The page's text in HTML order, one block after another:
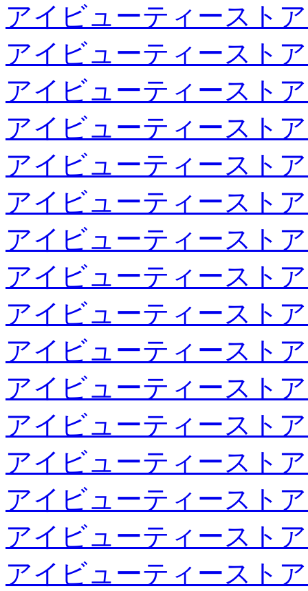
アイビューティースト
アイビューティースト
アイビューティースト
アイビューティースト
アイビューティースト
アイビューティースト
アイビューティースト
アイビューティースト
アイビューティースト
アイビューティースト
アイビューティースト
アイビューティースト
アイビューティースト
アイビューティースト
アイビューティースト
アイビューティースト